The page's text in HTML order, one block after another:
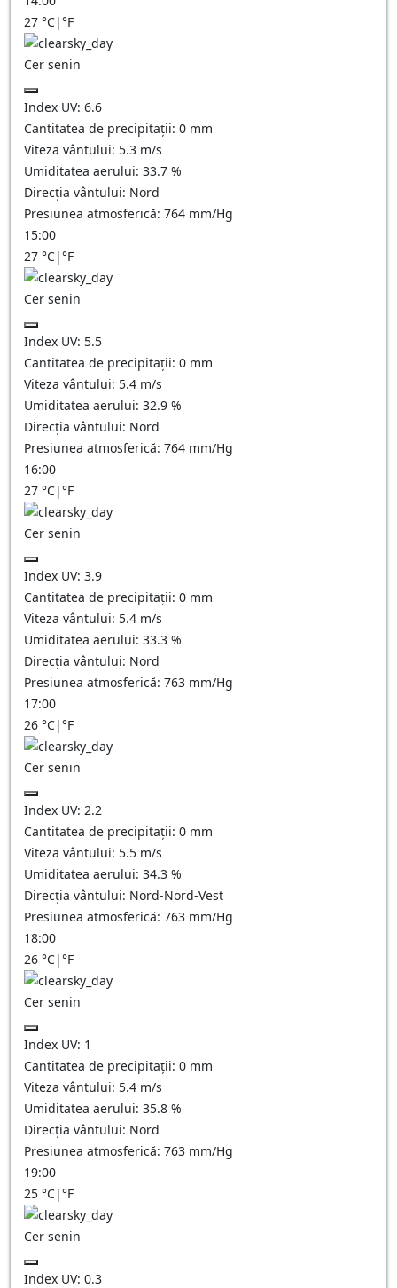
27 °C|°F
Cer senin
Index UV: 6.6
Cantitatea de precipitații: 0 mm
Viteza vântului: 5.3 m/s
Umiditatea aerului: 33.7 %
Direcția vântului: Nord
Presiunea atmosferică: 764 mm/Hg
15:00
27 °C|°F
Cer senin
Index UV: 5.5
Cantitatea de precipitații: 0 mm
Viteza vântului: 5.4 m/s
Umiditatea aerului: 32.9 %
Direcția vântului: Nord
Presiunea atmosferică: 764 mm/Hg
16:00
27 °C|°F
Cer senin
Index UV: 3.9
Cantitatea de precipitații: 0 mm
Viteza vântului: 5.4 m/s
Umiditatea aerului: 33.3 %
Direcția vântului: Nord
Presiunea atmosferică: 763 mm/Hg
17:00
26 °C|°F
Cer senin
Index UV: 2.2
Cantitatea de precipitații: 0 mm
Viteza vântului: 5.5 m/s
Umiditatea aerului: 34.3 %
Direcția vântului: Nord-Nord-Vest
Presiunea atmosferică: 763 mm/Hg
18:00
26 °C|°F
Cer senin
Index UV: 1
Cantitatea de precipitații: 0 mm
Viteza vântului: 5.4 m/s
Umiditatea aerului: 35.8 %
Direcția vântului: Nord
Presiunea atmosferică: 763 mm/Hg
19:00
25 °C|°F
Cer senin
Index UV: 0.3